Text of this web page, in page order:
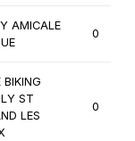
AMICALE
0
BIKING
ST
LES
0